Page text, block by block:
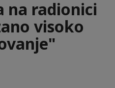
na radionici
visoko